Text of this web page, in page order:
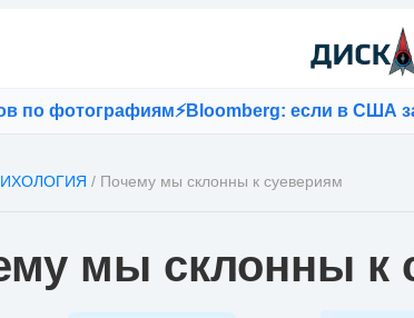
⚡Bloomberg: если в США запретят
/ Почему мы склонны к суевериям
мы склонны к